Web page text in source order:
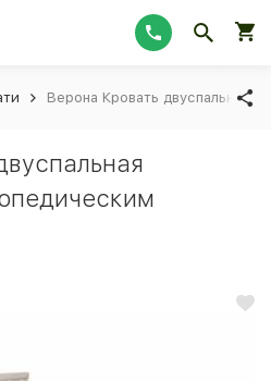
Верона Кровать двуспальная